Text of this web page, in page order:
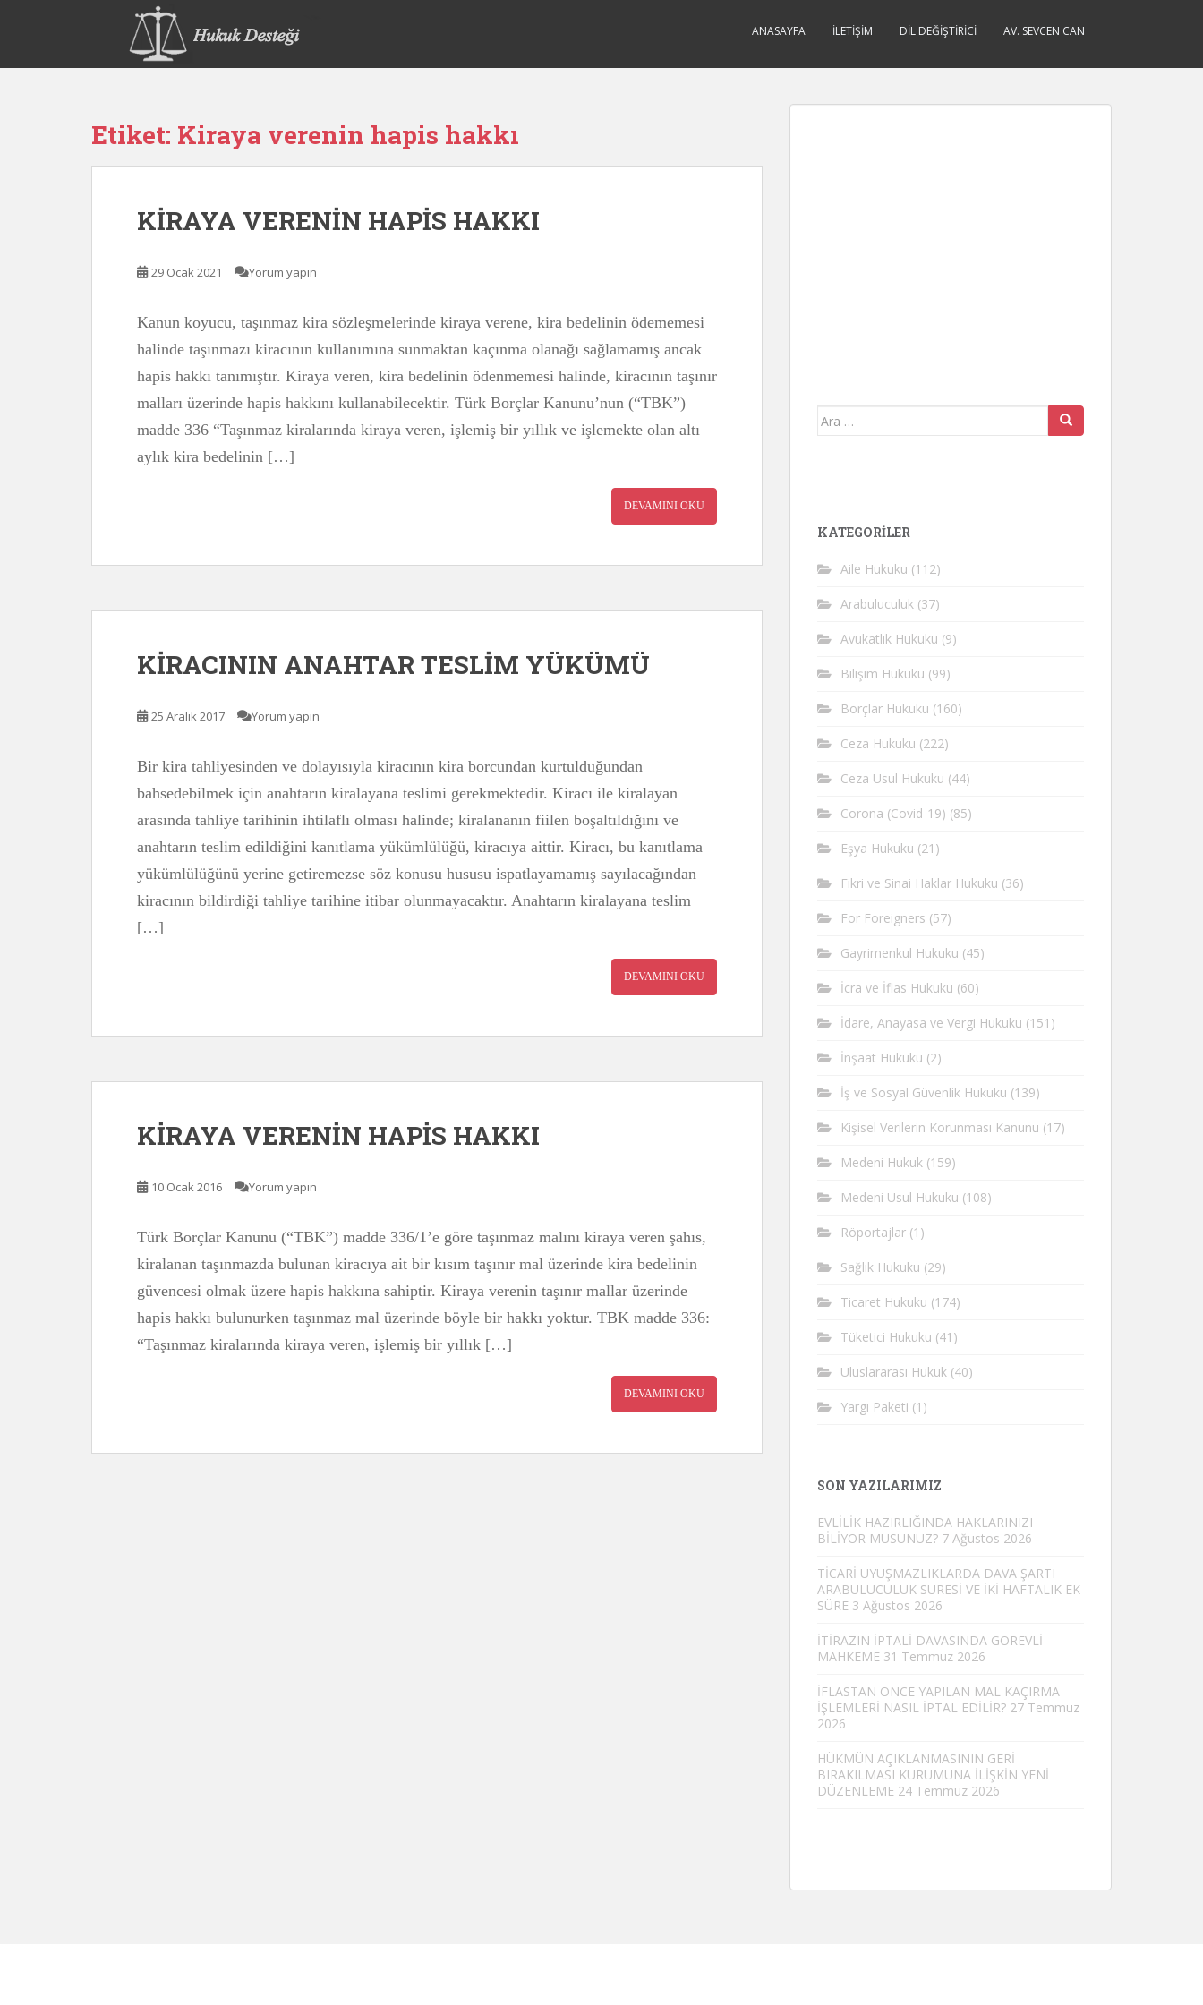
p
ANASAYFA İLETIŞIM DIL DEĞIŞTIRICI AV. SEVCEN CAN
Etiket: Kiraya verenin hapis hakkı
KİRAYA VERENİN HAPİS HAKKI
29 Ocak 2021 Yorum yapın
Kanun koyucu, taşınmaz kira sözleşmelerinde kiraya verene, kira bedelinin ödememesi
halinde taşınmazı kiracının kullanımına sunmaktan kaçınma olanağı sağlamamış ancak
hapis hakkı tanımıştır. Kiraya veren, kira bedelinin ödenmemesi halinde, kiracının taşınır
malları üzerinde hapis hakkını kullanabilecektir. Türk Borçlar Kanunu’nun (“TBK”)
madde 336 “Taşınmaz kiralarında kiraya veren, işlemiş bir yıllık ve işlemekte olan altı
aylık kira bedelinin […]
DEVAMINI OKU
KİRACININ ANAHTAR TESLİM YÜKÜMÜ
25 Aralık 2017 Yorum yapın
Bir kira tahliyesinden ve dolayısıyla kiracının kira borcundan kurtulduğundan
bahsedebilmek için anahtarın kiralayana teslimi gerekmektedir. Kiracı ile kiralayan
arasında tahliye tarihinin ihtilaflı olması halinde; kiralananın fiilen boşaltıldığını ve
anahtarın teslim edildiğini kanıtlama yükümlülüğü, kiracıya aittir. Kiracı, bu kanıtlama
yükümlülüğünü yerine getiremezse söz konusu hususu ispatlayamamış sayılacağından
kiracının bildirdiği tahliye tarihine itibar olunmayacaktır. Anahtarın kiralayana teslim
[…]
DEVAMINI OKU
KİRAYA VERENİN HAPİS HAKKI
10 Ocak 2016 Yorum yapın
Türk Borçlar Kanunu (“TBK”) madde 336/1’e göre taşınmaz malını kiraya veren şahıs,
kiralanan taşınmazda bulunan kiracıya ait bir kısım taşınır mal üzerinde kira bedelinin
güvencesi olmak üzere hapis hakkına sahiptir. Kiraya verenin taşınır mallar üzerinde
hapis hakkı bulunurken taşınmaz mal üzerinde böyle bir hakkı yoktur. TBK madde 336:
“Taşınmaz kiralarında kiraya veren, işlemiş bir yıllık […]
DEVAMINI OKU
Arama
KATEGORİLER
Aile Hukuku (112)
Arabuluculuk (37)
Avukatlık Hukuku (9)
Bilişim Hukuku (99)
Borçlar Hukuku (160)
Ceza Hukuku (222)
Ceza Usul Hukuku (44)
Corona (Covid-19) (85)
Eşya Hukuku (21)
Fikri ve Sinai Haklar Hukuku (36)
For Foreigners (57)
Gayrimenkul Hukuku (45)
İcra ve İflas Hukuku (60)
İdare, Anayasa ve Vergi Hukuku (151)
İnşaat Hukuku (2)
İş ve Sosyal Güvenlik Hukuku (139)
Kişisel Verilerin Korunması Kanunu (17)
Medeni Hukuk (159)
Medeni Usul Hukuku (108)
Röportajlar (1)
Sağlık Hukuku (29)
Ticaret Hukuku (174)
Tüketici Hukuku (41)
Uluslararası Hukuk (40)
Yargı Paketi (1)
SON YAZILARIMIZ
EVLİLİK HAZIRLIĞINDA HAKLARINIZI
BİLİYOR MUSUNUZ? 7 Ağustos 2026
TİCARİ UYUŞMAZLIKLARDA DAVA ŞARTI
ARABULUCULUK SÜRESİ VE İKİ HAFTALIK EK
SÜRE 3 Ağustos 2026
İTİRAZIN İPTALİ DAVASINDA GÖREVLİ
MAHKEME 31 Temmuz 2026
İFLASTAN ÖNCE YAPILAN MAL KAÇIRMA
İŞLEMLERİ NASIL İPTAL EDİLİR? 27 Temmuz
2026
HÜKMÜN AÇIKLANMASININ GERİ
BIRAKILMASI KURUMUNA İLİŞKİN YENİ
DÜZENLEME 24 Temmuz 2026